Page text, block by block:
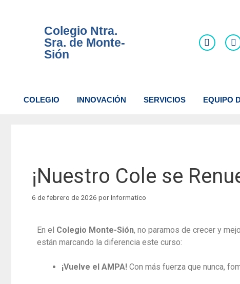
Colegio Ntra.
Sra. de Monte-
Sión
COLEGIO INNOVACIÓN SERVICIOS EQUIPO
¡Nuestro Cole se
6 de febrero de 2026 porInformatico
En el Colegio Monte-Sión, no paramos de crecer y
están marcando la diferencia este curso:
¡Vuelve el AMPA! Con más fuerza que nunca,